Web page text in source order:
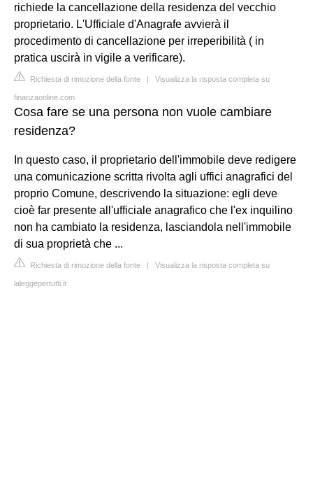
richiede la cancellazione della residenza del vecchio
proprietario. L'Ufficiale d'Anagrafe avvierà il
procedimento di cancellazione per irreperibilità ( in
pratica uscirà in vigile a verificare).
Richiesta di rimozione della fonte | Visualizza la risposta completa su
finanzaonline.com
Cosa fare se una persona non vuole cambiare
residenza?
In questo caso, il proprietario dell'immobile deve redigere
una comunicazione scritta rivolta agli uffici anagrafici del
proprio Comune, descrivendo la situazione: egli deve
cioè far presente all'ufficiale anagrafico che l'ex inquilino
non ha cambiato la residenza, lasciandola nell'immobile
di sua proprietà che ...
Richiesta di rimozione della fonte | Visualizza la risposta completa su
laleggepertutti.it